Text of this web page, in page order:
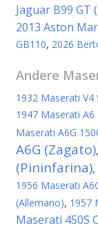
Jaguar B99 GT
2013 Aston
GB110, 2026
Andere
1932 Maserati
1947 Maserati A6
Maserati A6G
A6G (Zagato),
(Pininfarina),
1956 Maserati
(Allemano), 1957
Maserati 450S